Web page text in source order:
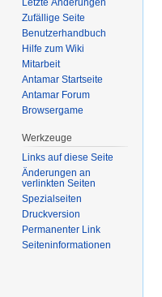
Zufällige Seite
Benutzerhandbuch
Hilfe zum Wiki
Mitarbeit
Antamar Startseite
Antamar Forum
Browsergame
Werkzeuge
Links auf diese Seite
Änderungen an
verlinkten Seiten
Spezialseiten
Druckversion
Permanenter Link
Seiten­informationen